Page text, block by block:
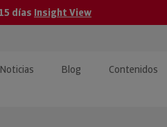
días Insight View
Noticias Blog Contenidos